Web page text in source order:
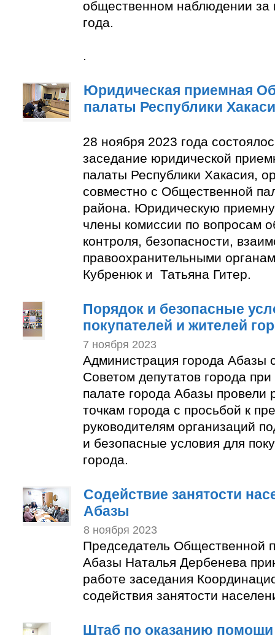
общественном наблюдении за
года.
.
Юридическая приемная
палаты Республики
28 ноября 2023 года
заседание юридической
палаты Республики Хакасия,
совместно с Общественной
района. Юридическую
члены комиссии по вопросам
контроля, безопасности,
правоохранительными
Кубренюк и Татьяна Гитер.
Порядок и безопасные
покупателей и жителей
7 ноября 2023
Администрация города Абазы
Советом депутатов города
палате города Абазы провели
точкам города с просьбой к
руководителям организаций
и безопасные условия для
города.
Содействие занятости
Абазы
8 ноября 2023
Председатель Общественной
Абазы Наталья Дербенева
работе заседания
содействия занятости
Штаб по оказанию помощи